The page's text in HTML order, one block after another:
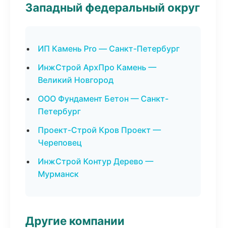
Западный федеральный округ
ИП Камень Pro — Санкт-Петербург
ИнжСтрой АрхПро Камень —
Великий Новгород
ООО Фундамент Бетон — Санкт-
Петербург
Проект-Строй Кров Проект —
Череповец
ИнжСтрой Контур Дерево —
Мурманск
Другие компании